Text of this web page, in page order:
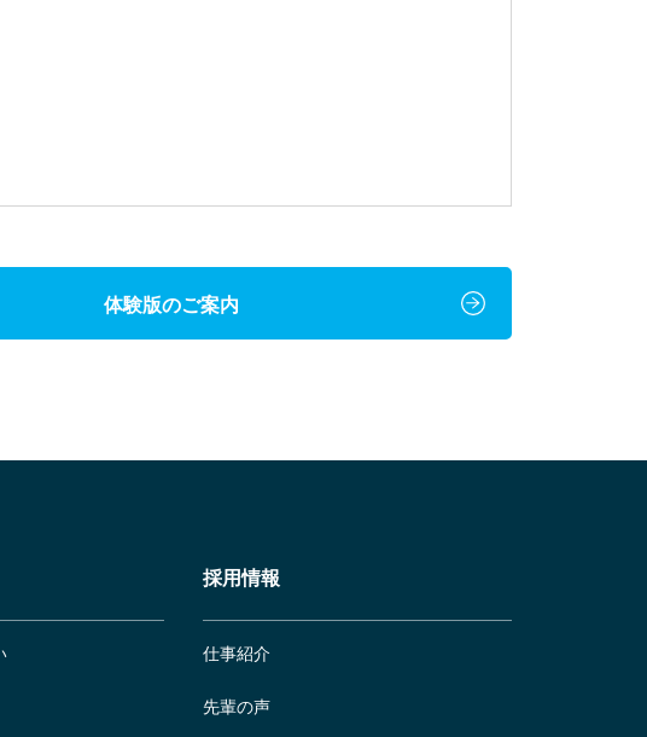
体験版のご案内
採用情報
仕事紹介
先輩の声